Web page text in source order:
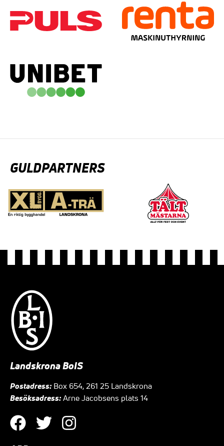
GULDPARTNERS
Landskrona BoIS
Postadress: Box 654, 261 25 Landskrona
Besöksadress: Arne Jacobsens plats 14